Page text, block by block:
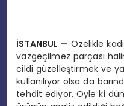
İSTANBUL — Özelikle
vazgeçilmez parçası
cildi güzelleştirmek ve
kullanılıyor olsa da
tehdit ediyor. Öyle ki